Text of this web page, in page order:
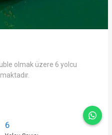
olmak üzere 6 yolcu
6